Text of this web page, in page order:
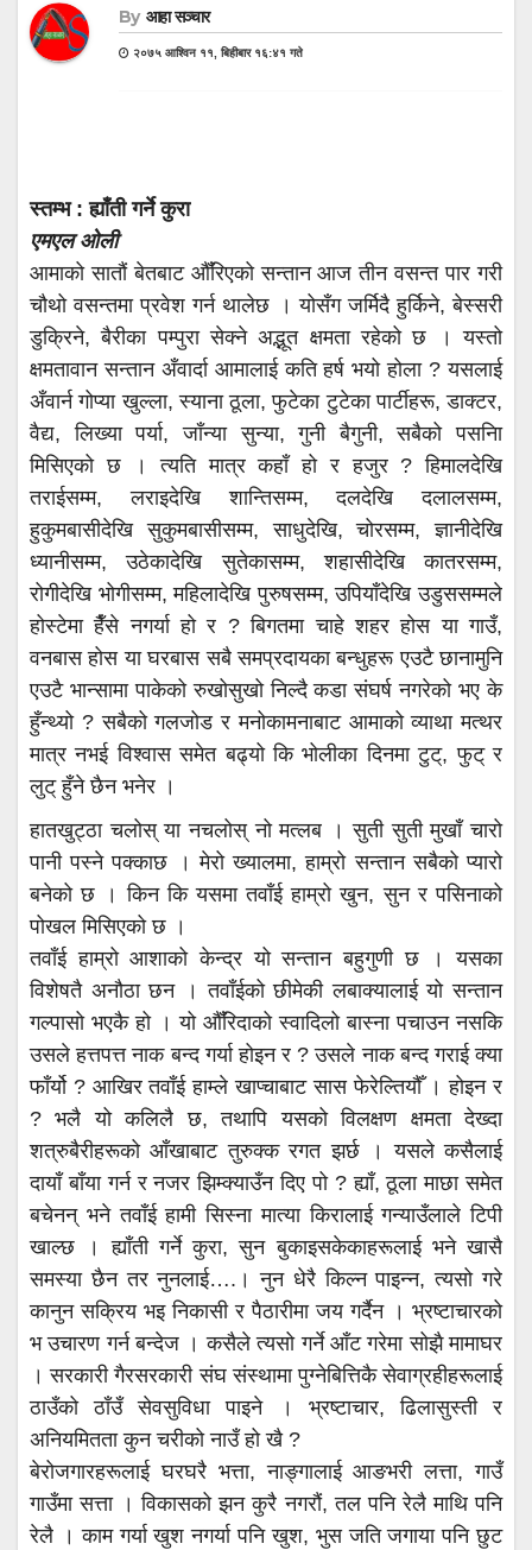
By आहा सञ्चार
२०७५ आश्विन ११, बिहीबार १६:४१ गते
स्तम्भ : ह्याँती गर्ने कुरा
एमएल ओली
आमाको सातौं बेतबाट औँरिएको सन्तान आज तीन वसन्त पार गरी
चौथो वसन्तमा प्रवेश गर्न थालेछ । योसँग जर्मिदै हुर्किने, बेस्सरी
डुक्रिने, बैरीका पम्पुरा सेक्ने अद्भूत क्षमता रहेको छ । यस्तो
क्षमतावान सन्तान अँवार्दा आमालाई कति हर्ष भयो होला ? यसलाई
अँवार्न गोप्या खुल्ला, स्याना ठूला, फुटेका टुटेका पार्टीहरू, डाक्टर,
वैद्य, लिख्या पर्या, जाँन्या सुन्या, गुनी बैगुनी, सबैको पसनिा
मिसिएको छ । त्यति मात्र कहाँ हो र हजुर ? हिमालदेखि
तराईसम्म, लराइदेखि शान्तिसम्म, दलदेखि दलालसम्म,
हुकुमबासीदेखि सुकुमबासीसम्म, साधुदेखि, चोरसम्म, ज्ञानीदेखि
ध्यानीसम्म, उठेकादेखि सुतेकासम्म, शहासीदेखि कातरसम्म,
रोगीदेखि भोगीसम्म, महिलादेखि पुरुषसम्म, उपियाँदेखि उडुससम्मले
होस्टेमा हैँसे नगर्या हो र ? बिगतमा चाहे शहर होस या गाउँ,
वनबास होस या घरबास सबै समप्रदायका बन्धुहरू एउटै छानामुनि
एउटै भान्सामा पाकेको रुखोसुखो निल्दै कडा संघर्ष नगरेको भए के
हुँन्थ्यो ? सबैको गलजोड र मनोकामनाबाट आमाको व्याथा मत्थर
मात्र नभई विश्वास समेत बढ्यो कि भोलीका दिनमा टुट्, फुट् र
लुट् हुँने छैन भनेर ।
हातखुट्ठा चलोस् या नचलोस् नो मत्लब । सुती सुती मुखाँ चारो
पानी पस्ने पक्काछ । मेरो ख्यालमा, हाम्रो सन्तान सबैको प्यारो
बनेको छ । किन कि यसमा तवाँई हाम्रो खुन, सुन र पसिनाको
पोखल मिसिएको छ ।
तवाँई हाम्रो आशाको केन्द्र यो सन्तान बहुगुणी छ । यसका
विशेषतै अनौठा छन । तवाँईको छीमेकी लबाक्यालाई यो सन्तान
गल्पासो भएकै हो । यो औँरिदाको स्वादिलो बास्ना पचाउन नसकि
उसले हत्तपत्त नाक बन्द गर्या होइन र ? उसले नाक बन्द गराई क्या
फाँर्यो ? आखिर तवाँई हाम्ले खाप्चाबाट सास फेरेल्तियौँ । होइन र
? भलै यो कलिलै छ, तथापि यसको विलक्षण क्षमता देख्दा
शत्रुबैरीहरूको आँखाबाट तुरुक्क रगत झर्छ । यसले कसैलाई
दायाँ बाँया गर्न र नजर झिम्क्याउँन दिए पो ? ह्याँ, ठूला माछा समेत
बचेनन् भने तवाँई हामी सिस्ना मात्या किरालाई गन्याउँलाले टिपी
खाल्छ । ह्याँती गर्ने कुरा, सुन बुकाइसकेकाहरूलाई भने खासै
समस्या छैन तर नुनलाई….। नुन धेरै किल्न पाइन्न, त्यसो गरे
कानुन सक्रिय भइ निकासी र पैठारीमा जय गर्दैन । भ्रष्टाचारको
भ उचारण गर्न बन्देज । कसैले त्यसो गर्ने आँट गरेमा सोझै मामाघर
। सरकारी गैरसरकारी संघ संस्थामा पुग्नेबित्तिकै सेवाग्रहीहरूलाई
ठाउँको ठाँउँ सेवसुविधा पाइने । भ्रष्टाचार, ढिलासुस्ती र
अनियमितता कुन चरीको नाउँ हो खै ?
बेरोजगारहरूलाई घरघरै भत्ता, नाङ्गालाई आङभरी लत्ता, गाउँ
गाउँमा सत्ता । विकासको झन कुरै नगरौं, तल पनि रेलै माथि पनि
रेलै । काम गर्या खुश नगर्या पनि खुश, भुस जति जगाया पनि छुट